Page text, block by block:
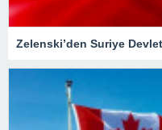
Zelenski’den Suriye Devlet